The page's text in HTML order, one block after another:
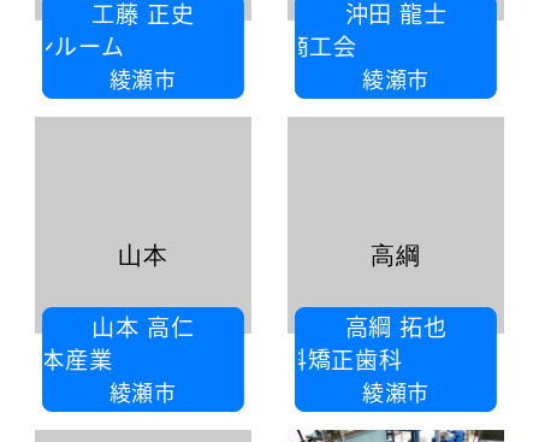
工藤 正史
ルーム
綾瀬市
沖田 龍士
綾瀬市商工会
綾瀬市
山本 高仁
本産業
綾瀬市
山本
高綱 拓也
法人社団志翔会つだ歯科矯正歯科
綾瀬市
高綱